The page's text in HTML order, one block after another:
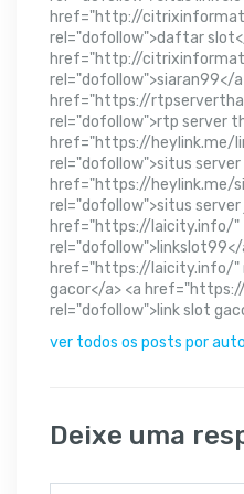
href="http://
rel="dofollow">daftar
href="http://
rel="dofollow">siaran99</
href="https://
rel="dofollow">rtp server
href="https://heylink.me/
rel="dofollow">situs server
href="https://heylink.me/
rel="dofollow">situs server
href="https://laicity.info/"
rel="dofollow">linkslot99</
href="https://laicity.info/"
gacor</a> <a
rel="dofollow">link slot
ver todos os posts por
Deixe uma